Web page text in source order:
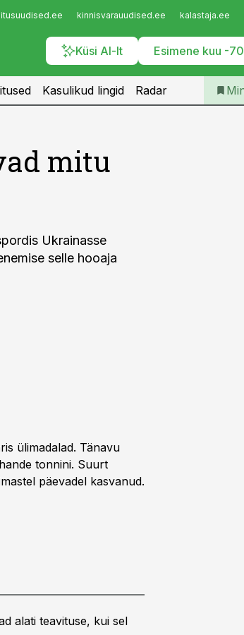
kinnisvarauudised.ee kalastaja.ee
Küsi AI-lt Esimene kuu -
Telli
Kasulikud lingid Radar
mitu
Ukrainasse
selle hooaja
ülimadalad. Tänavu
tonnini. Suurt
päevadel kasvanud.
alati teavituse, kui sel